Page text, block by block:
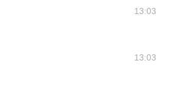
13:03
13:03